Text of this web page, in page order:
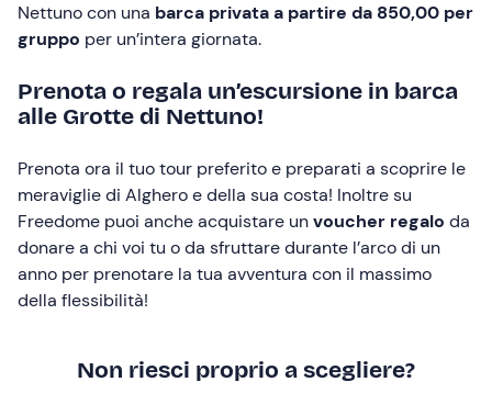
Nettuno con una barca privata a partire da 850,00 per
gruppo per un’intera giornata.
Prenota o regala un’escursione in barca
alle Grotte di Nettuno!
Prenota ora il tuo tour preferito e preparati a scoprire le
meraviglie di Alghero e della sua costa! Inoltre su
Freedome puoi anche acquistare unvoucher regalo da
donare a chi voi tu o da sfruttare durante l’arco di un
anno per prenotare la tua avventura con il massimo
della flessibilità!
Non riesci proprio a scegliere?